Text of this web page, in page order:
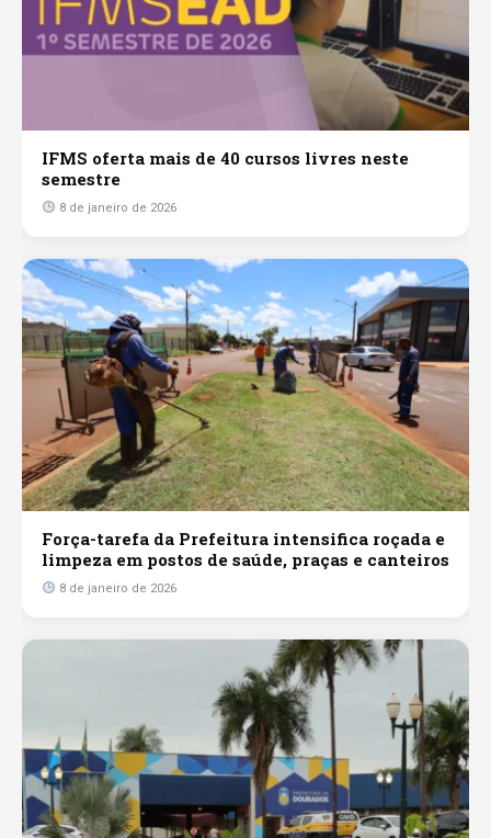
IFMS oferta mais de 40 cursos livres neste
semestre
8 de janeiro de 2026
Força-tarefa da Prefeitura intensifica roçada e
limpeza em postos de saúde, praças e canteiros
8 de janeiro de 2026